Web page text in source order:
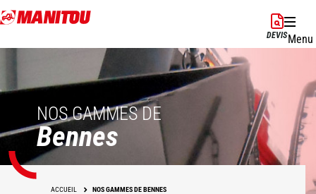
Aller
au
DEVISMenu
NOS GAMMES DE
Bennes
ACCUEIL NOS GAMMES DE BENNES